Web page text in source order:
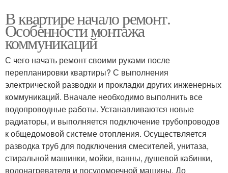
В квартире начало ремонт.
Особенности монтажа
коммуникаций
С чего начать ремонт своими руками после
перепланировки квартиры? С выполнения
электрической разводки и прокладки других инженерных
коммуникаций. Вначале необходимо выполнить все
водопроводные работы. Устанавливаются новые
радиаторы, и выполняется подключение трубопроводов
к общедомовой системе отопления. Осуществляется
разводка труб для подключения смесителей, унитаза,
стиральной машинки, мойки, ванны, душевой кабинки,
водонагревателя и посудомоечной машины. До